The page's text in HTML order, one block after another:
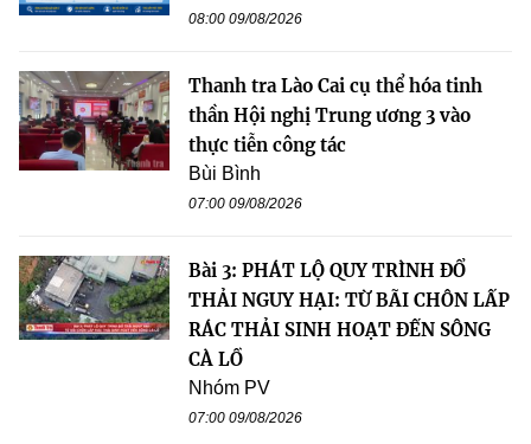
08:00 09/08/2026
Thanh tra Lào Cai cụ thể hóa tinh
thần Hội nghị Trung ương 3 vào
thực tiễn công tác
Bùi Bình
07:00 09/08/2026
Bài 3: PHÁT LỘ QUY TRÌNH ĐỔ
THẢI NGUY HẠI: TỪ BÃI CHÔN LẤP
RÁC THẢI SINH HOẠT ĐẾN SÔNG
CÀ LỒ
Nhóm PV
07:00 09/08/2026